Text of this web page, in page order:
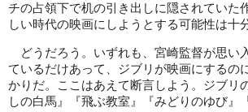
チの占領下で机の引き出しに隠されていた
しい時代の映画にしようとする可能性は十
どうだろう。いずれも、宮崎監督が思い
ているだけあって、ジブリが映画にするの
かりだ。ここはあえて断言しよう。ジブリ
しの白馬』『飛ぶ教室』『みどりのゆび』